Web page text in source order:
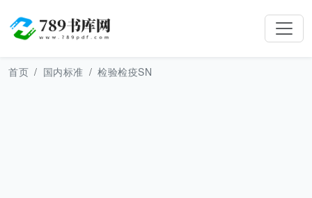
首页 国内标准 检验检疫SN